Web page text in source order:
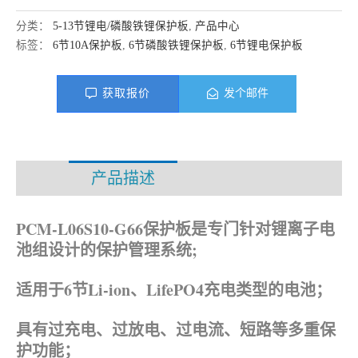
分类： 5-13节锂电/磷酸铁锂保护板
产品中心
标签： 6节10A保护板 6节磷酸铁锂保护板 6节锂电保护板
获取报价 发个邮件
产品描述
PCM-L06S10-G66保护板是专门针对锂离子电
池组设计的保护管理系统;
适用于6节Li-ion、 LifePO4充电类型的电池；
具有过充电、过放电、过电流、短路等多重保
护功能；